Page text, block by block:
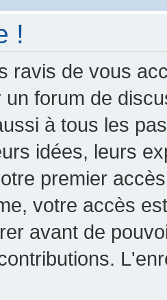
!
ravis de vous
un forum de
à tous les
idées, leurs
premier
votre accès
avant de